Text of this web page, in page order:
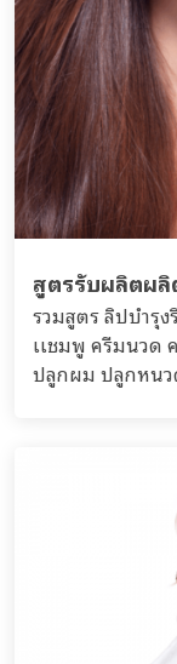
สูตรรับผลิตผ
รวมสูตร ลิปบำรุ
เเชมพู ครีมนวด
ปลูกผม ปลูกหนว